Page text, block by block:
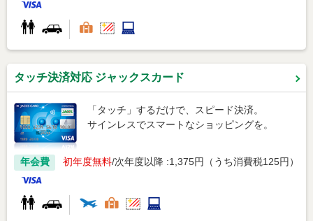
タッチ決済対応 ジャックスカード
「タッチ」するだけで、スピード決済。
サインレスでスマートなショッピングを。
年会費 初年度無料 次年度以降 :1,375円（うち消費税125円）